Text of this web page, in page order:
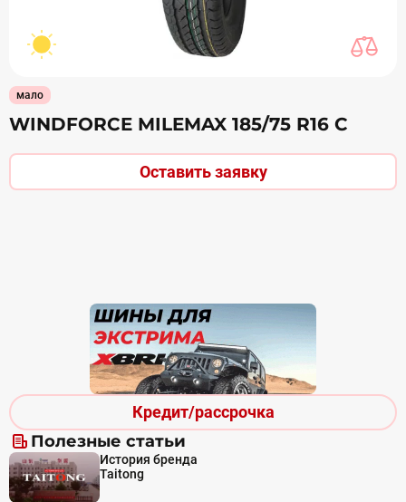
Кредит/рассрочка
Полезные статьи
История бренда
Taitong
мало
WINDFORCE MILEMAX 185/75 R16 С
Оставить заявку